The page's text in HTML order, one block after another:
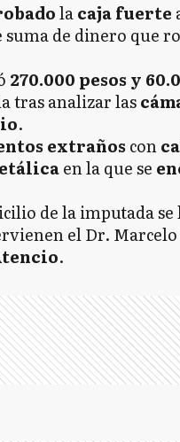
lacaja fuerte
de dinero que
270.000 pesos y
tras analizar las
.
extraños con
en la que se
de la imputada
el Dr. Marcelo
.